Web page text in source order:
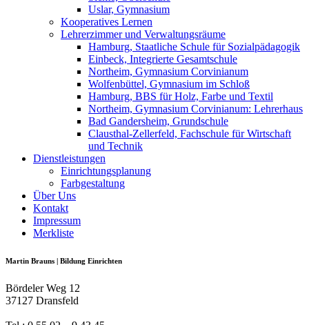
Uslar, Gymnasium
Kooperatives Lernen
Lehrerzimmer und Verwaltungsräume
Hamburg, Staatliche Schule für Sozialpädagogik
Einbeck, Integrierte Gesamtschule
Northeim, Gymnasium Corvinianum
Wolfenbüttel, Gymnasium im Schloß
Hamburg, BBS für Holz, Farbe und Textil
Northeim, Gymnasium Corvinianum: Lehrerhaus
Bad Gandersheim, Grundschule
Clausthal-Zellerfeld, Fachschule für Wirtschaft
und Technik
Dienstleistungen
Einrichtungsplanung
Farbgestaltung
Über Uns
Kontakt
Impressum
Merkliste
Martin Brauns | Bildung Einrichten
Bördeler Weg 12
37127 Dransfeld